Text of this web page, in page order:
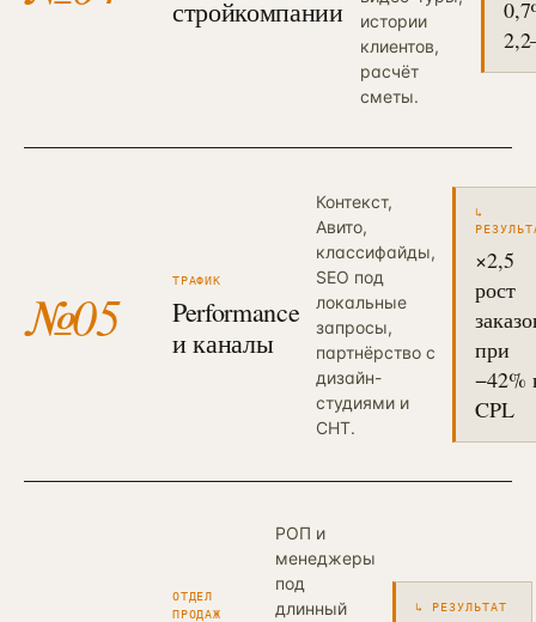
стройкомпании
истории
клиентов,
расчёт
сметы.
№05
ТРАФИК
Performance
и каналы
Контекст,
Авито,
классифайды,
SEO под
локальные
запросы,
партнёрство с
дизайн-
студиями и
СНТ.
↳
×2,5
рост
при
−42%
CPL
ОТДЕЛ
ПРОДАЖ
РОП и
менеджеры
под
длинный
↳ РЕЗУЛЬТАТ